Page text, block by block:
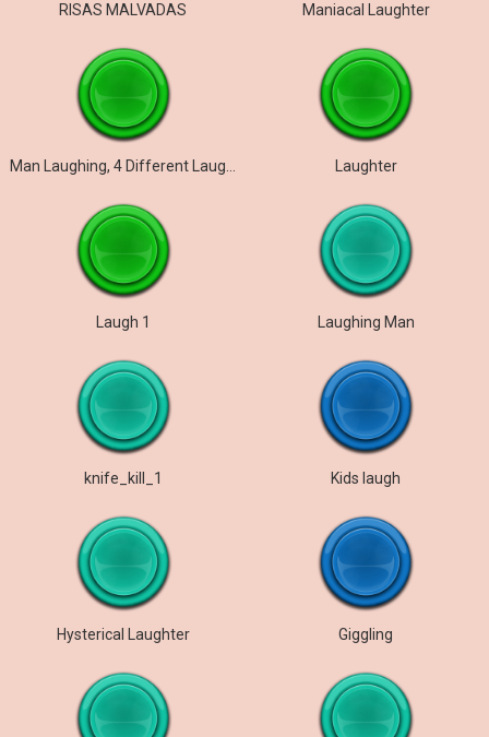
RISAS MALVADAS Maniacal Laughter
Laughter
Laugh 1 Laughing Man
knife_kill_1 Kids laugh
Hysterical Laughter Giggling